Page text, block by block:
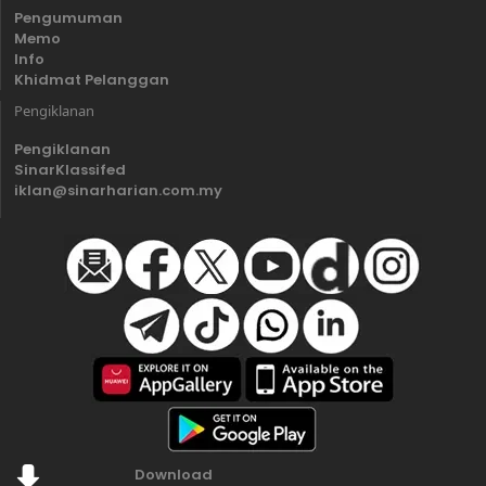
Pengumuman
Memo
Info
Khidmat Pelanggan
Pengiklanan
Pengiklanan
SinarKlassifed
iklan@sinarharian.com.my
Download